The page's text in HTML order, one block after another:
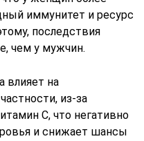
иммунитет и ресурс
последствия
чем у мужчин.
влияет на
из-за
С, что негативно
и снижает шансы